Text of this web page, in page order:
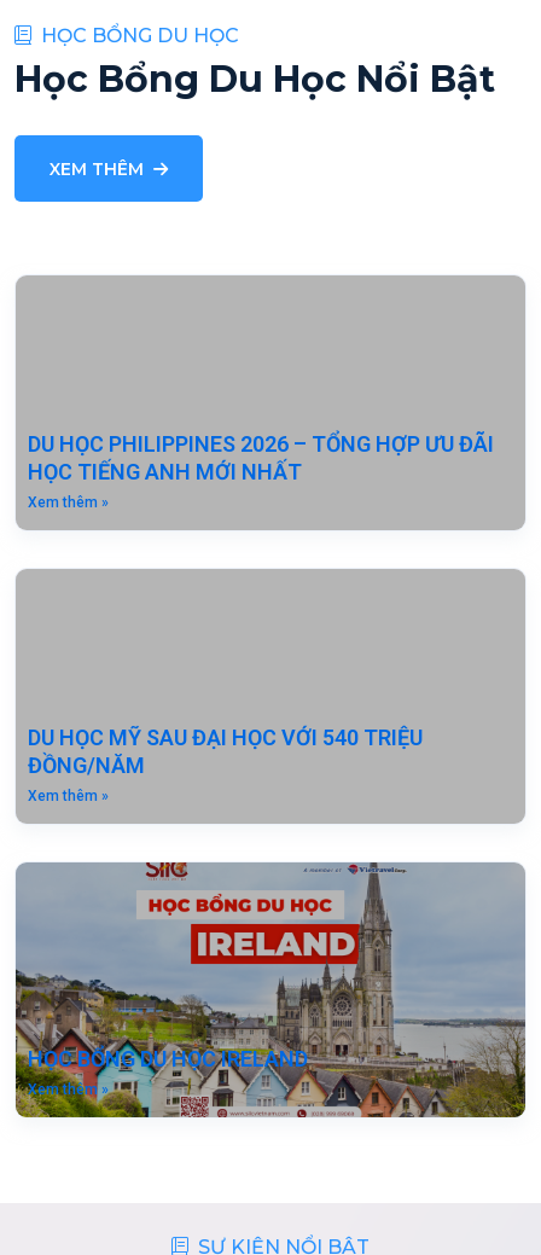
HỌC BỔNG DU HỌC
Học Bổng Du Học Nổi Bật
XEM THÊM
DU HỌC PHILIPPINES 2026 – TỔNG HỢP ƯU ĐÃI
HỌC TIẾNG ANH MỚI NHẤT
Xem thêm »
DU HỌC MỸ SAU ĐẠI HỌC VỚI 540 TRIỆU
ĐỒNG/NĂM
Xem thêm »
HỌC BỔNG DU HỌC IRELAND
Xem thêm »
SỰ KIỆN NỔI BẬT